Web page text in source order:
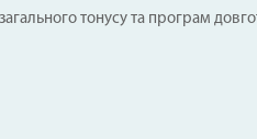
тонусу та програм